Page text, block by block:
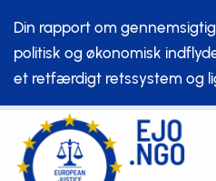
Din rapport om
politisk og økonomisk
et retfærdigt retssystem og